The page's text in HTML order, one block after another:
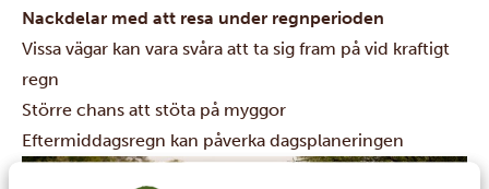
Nackdelar med att resa under regnperioden
Vissa vägar kan vara svåra att ta sig fram på vid kraftigt
regn
Större chans att stöta på myggor
Eftermiddagsregn kan påverka dagsplaneringen